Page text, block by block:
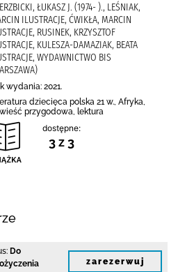
ŁUKASZ J. (1974- )., LEŚNIAK,
ILUSTRACJE, ĆWIKŁA, MARCIN
RUSINEK, KRZYSZTOF
KULESZA-DAMAZIAK, BEATA
WYDAWNICTWO BIS
wydania: 2021.
dziecięca polska 21 w., Afryka,
przygodowa, lektura
dostępne:
3 z 3
Do
zarezerwuj